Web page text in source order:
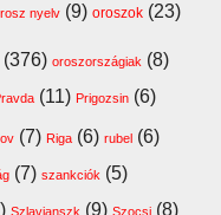
nyelv (9) oroszok (23)
(376) oroszországiak (8)
(11) Prigozsin (6)
(7) Riga (6) rubel (6)
(7) szankciók (5)
Szlavjanszk (9) Szocsi (8)